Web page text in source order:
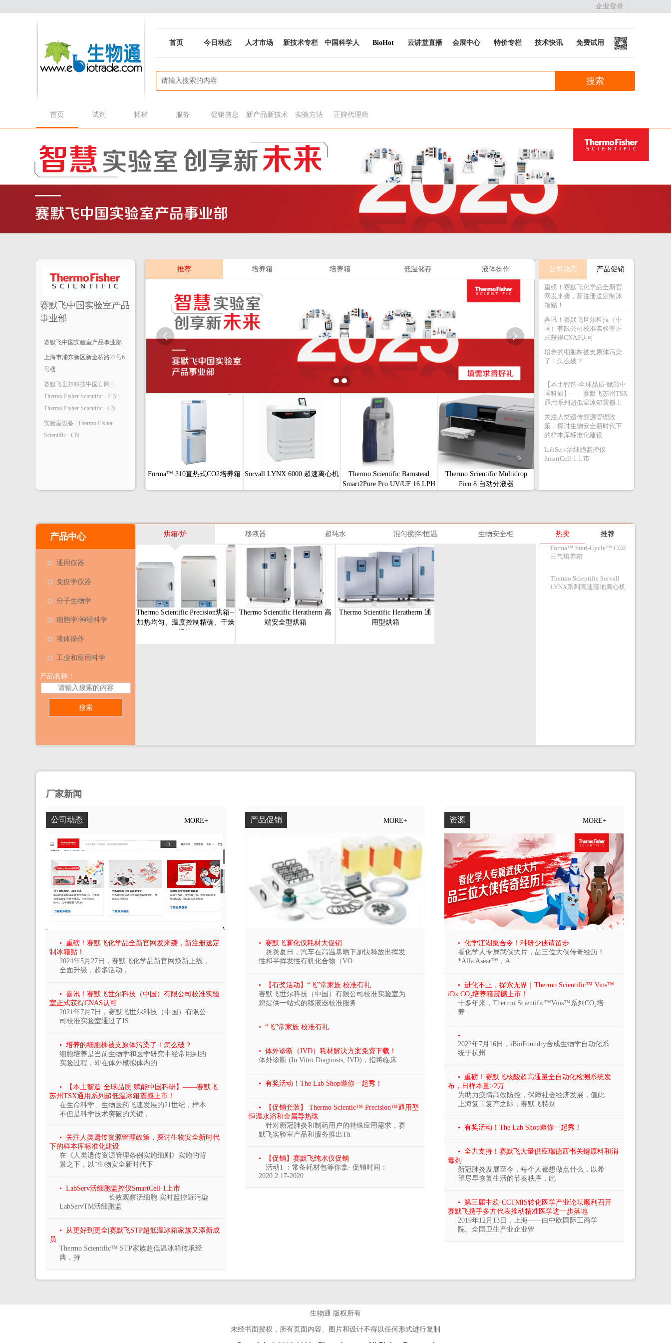
企业登录
首页 今日动态 人才市场 新技术专栏 中国科学人 BioHot 云讲堂直播 会展中心 特价专栏 技术快讯 免费试用
首页 试剂 耗材 服务 促销信息 新产品新技术 实验方法 正牌代理商
赛默飞中国实验室产品
事业部
赛默飞中国实验室产品事业部
上海市浦东新区新金桥路27号6
号楼
赛默飞世尔科技中国官网 |
Thermo Fisher Scientific – CN |
Thermo Fisher Scientific - CN
实验室设备 | Thermo Fisher
Scientific - CN
推荐 培养箱 培养箱 低温储存 液体操作
 
Forma™ 310直热式CO2培养箱 Sorvall LYNX 6000 超速离心机
Thermo Scientific Barnstead
Smart2Pure Pro UV/UF 16 LPH
Thermo Scientific Multidrop
Pico 8 自动分液器
公司动态 产品促销
重磅！赛默飞化学品全新官
网发来袭，新注册送定制冰
箱贴！
喜讯！赛默飞世尔科技（中
国）有限公司校准实验室正
式获得CNAS认可
培养的细胞株被支原体污染
了！怎么破？
【本土智造·全球品质·赋能中
国科研】——赛默飞苏州TSX
通用系列超低温冰箱震撼上
关注人类遗传资源管理政
策，探讨生物安全新时代下
的样本库标准化建设
LabServ活细胞监控仪
SmartCell-1上市
产品中心
通用仪器
免疫学仪器
分子生物学
细胞学/神经科学
液体操作
工业和应用科学
产品名称：
烘箱/炉 移液器 超纯水 混匀搅拌/恒温 生物安全柜
Thermo Scientific Precision烘箱--
加热均匀、温度控制精确、干燥
Thermo Scientific Heratherm 高
端安全型烘箱
Thermo Scientific Heratherm 通
用型烘箱
热卖
推荐
Forma™ Steri-Cycle™ CO2
三气培养箱
Thermo Scientific Sorvall
LYNX系列高速落地离心机
厂家新闻
公司动态 MORE+
• 重磅！赛默飞化学品全新官网发来袭，新注册送定
制冰箱贴！
2024年5月27日，赛默飞化学品新官网焕新上线，
全面升级，超多活动，
• 喜讯！赛默飞世尔科技（中国）有限公司校准实验
室正式获得CNAS认可
2021年7月7日，赛默飞世尔科技（中国）有限公
司校准实验室通过了IS
• 培养的细胞株被支原体污染了！怎么破？
细胞培养是当前生物学和医学研究中经常用到的
实验过程，即在体外模拟体内的
• 【本土智造·全球品质·赋能中国科研】——赛默飞
苏州TSX通用系列超低温冰箱震撼上市！
在生命科学、生物医药飞速发展的21世纪，样本
不但是科学技术突破的关键，
• 关注人类遗传资源管理政策，探讨生物安全新时代
下的样本库标准化建设
在《人类遗传资源管理条例实施细则》实施的背
景之下，以“生物安全新时代下
• LabServ活细胞监控仪SmartCell-1上市
长效观察活细胞 实时监控避污染
LabServTM活细胞监
• 从更好到更全|赛默飞STP超低温冰箱家族又添新成
员
Thermo Scientific™ STP家族超低温冰箱传承经
典，持
产品促销 MORE+
• 赛默飞雾化仪耗材大促销
炎炎夏日，汽车在高温暴晒下加快释放出挥发
性和半挥发性有机化合物（VO
• 【有奖活动】“飞”常家族 校准有礼
赛默飞世尔科技（中国）有限公司校准实验室为
您提供一站式的移液器校准服务
• “飞”常家族 校准有礼
• 体外诊断（IVD）耗材解决方案免费下载！
体外诊断 (In Vitro Diagnosis, IVD)，指将临床
• 有奖活动！The Lab Shop邀你一起秀！
• 【促销套装】 Thermo Scientic™ Precision™通用型
恒温水浴和金属导热珠
针对新冠肺炎和制药用户的特殊应用需求，赛
默飞实验室产品和服务推出Th
• 【促销】赛默飞纯水仪促销
活动1 ：常备耗材包等你拿· 促销时间：
2020.2.17-2020
资源 MORE+
• 化学江湖集合令！科研少侠请留步
看化学人专属武侠大片，品三位大侠传奇经历！
*Alfa Asear™，A
• 进化不止，探索无界｜Thermo Scientific™ Vios™
iDx CO₂培养箱震撼上市！
十多年来，Thermo Scientific™Vios™系列CO₂培
养
•
2022年7月16日，iBioFoundry合成生物学自动化系
统于杭州
• 重磅！赛默飞核酸超高通量全自动化检测系统发
布，日样本量>2万
为助力疫情高效防控，保障社会经济发展，值此
上海复工复产之际，赛默飞特别
• 有奖活动！The Lab Shop邀你一起秀！
• 全力支持！赛默飞大量供应瑞德西韦关键原料和消
毒剂
新冠肺炎发展至今，每个人都想做点什么，以希
望尽早恢复生活的节奏秩序，此
• 第三届中欧-CCTMIS转化医学产业论坛顺利召开
赛默飞携手多方代表推动精准医学进一步落地
2019年12月13日，上海——由中欧国际工商学
院、全国卫生产业企业管
生物通 版权所有
未经书面授权，所有页面内容、图片和设计不得以任何形式进行复制